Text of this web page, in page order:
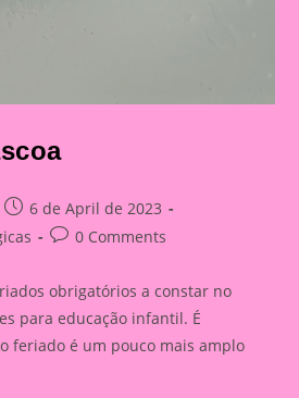
Post
published:
6 de April de 2023
Post0 Comments
obrigatórios a constar no
para educação infantil. É
feriado é um pouco mais amplo